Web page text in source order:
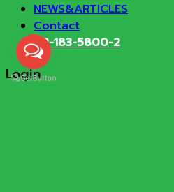
NEWS&ARTICLES
Contact
02-183-5800-2
Login